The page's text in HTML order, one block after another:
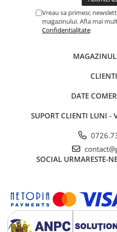
Vreau sa primesc
magazinului. Afla mai
Confidentialitate
CLIENTI
DATE
SUPORT CLIENTI LUNI -
SOCIAL URMARESTE-